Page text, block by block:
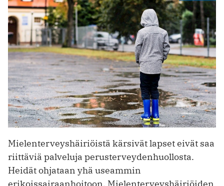
Mielenterveyshäiriöistä kärsivät lapset eivät saa
riittäviä palveluja perusterveydenhuollosta.
Heidät ohjataan yhä useammin